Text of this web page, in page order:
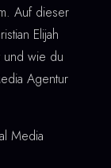
Auf dieser
Elijah
und wie du
Agentur
Media